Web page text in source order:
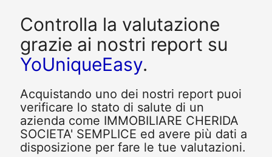
Controlla la valutazione
grazie ai nostri report su
YoUniqueEasy.
Acquistando uno dei nostri report puoi
verificare lo stato di salute di un
azienda come IMMOBILIARE CHERIDA
SOCIETA' SEMPLICE ed avere più dati a
disposizione per fare le tue valutazioni.